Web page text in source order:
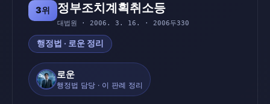
3위 정부조치계획취소등
대법원 · 2006. 3. 16. · 2006두330
행정법 · 로운 정리
로운
행정법 담당 · 이 판례 정리